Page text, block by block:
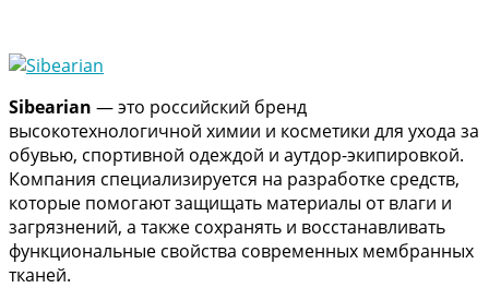
Sibearian — это российский бренд
высокотехнологичной химии и косметики для ухода за
обувью, спортивной одеждой и аутдор-экипировкой.
Компания специализируется на разработке средств,
которые помогают защищать материалы от влаги и
загрязнений, а также сохранять и восстанавливать
функциональные свойства современных мембранных
тканей.